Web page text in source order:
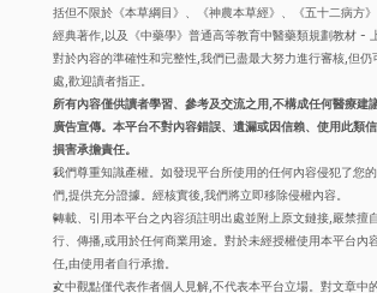
括但不限於《本草綱目》、《神農本草經》、《五十二病方
經典著作,以及《中藥學》普通高等教育中醫藥類規劃教材 -
對於內容的準確性和完整性,我們已盡最大努力進行審核,但仍
處,歡迎讀者指正。
所有內容僅供讀者學習、參考及交流之用,不構成任何醫療建
廣告宣傳。本平台不對內容錯誤、遺漏或因信賴、使用此類
損害承擔責任。
我們尊重知識產權。如發現平台所使用的任何內容侵犯了您
們,提供充分證據。經核實後,我們將立即移除侵權內容。
轉載、引用本平台之內容須註明出處並附上原文鏈接,嚴禁擅
行、傳播,或用於任何商業用途。對於未經授權使用本平台內
任,由使用者自行承擔。
文中觀點僅代表作者個人見解,不代表本平台立場。對文章中